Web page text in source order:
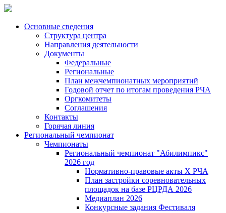
Основные сведения
Структура центра
Направления деятельности
Документы
Федеральные
Региональные
План межчемпионатных мероприятий
Годовой отчет по итогам проведения РЧА
Оргкомитеты
Соглашения
Контакты
Горячая линия
Региональный чемпионат
Чемпионаты
Региональный чемпионат "Абилимпикс"
2026 год
Нормативно-правовые акты Х РЧА
План застройки соревновательных
площадок на базе РЦРДА 2026
Медиаплан 2026
Конкурсные задания Фестиваля